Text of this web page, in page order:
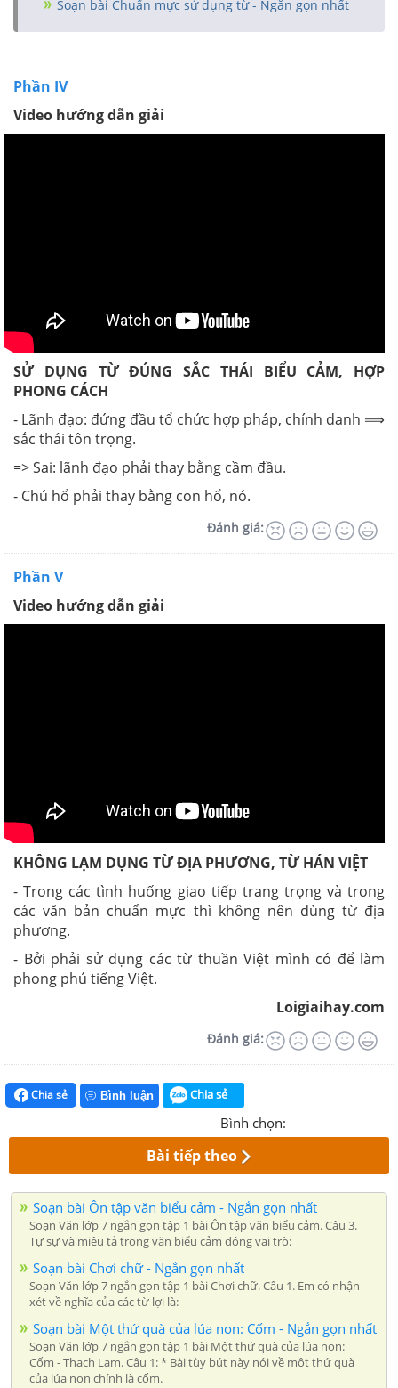
Soạn bài Chuẩn mực sử dụng từ - Ngắn gọn nhất
Phần IV
Video hướng dẫn giải
SỬ DỤNG TỪ ĐÚNG SẮC THÁI BIỂU CẢM, HỢP
PHONG CÁCH
- Lãnh đạo: đứng đầu tổ chức hợp pháp, chính danh ⟹
sắc thái tôn trọng.
=> Sai: lãnh đạo phải thay bằng cầm đầu.
- Chú hổ phải thay bằng con hổ, nó.
Đánh giá:
Phần V
Video hướng dẫn giải
KHÔNG LẠM DỤNG TỪ ĐỊA PHƯƠNG, TỪ HÁN VIỆT
- Trong các tình huống giao tiếp trang trọng và trong
các văn bản chuẩn mực thì không nên dùng từ địa
phương.
- Bởi phải sử dụng các từ thuần Việt mình có để làm
phong phú tiếng Việt.
Loigiaihay.com
Đánh giá:
Chia sẻ Bình luận Chia sẻ
Bình chọn:
Bài tiếp theo
Soạn bài Ôn tập văn biểu cảm - Ngắn gọn nhất
Soạn Văn lớp 7 ngắn gọn tập 1 bài Ôn tập văn biểu cảm. Câu 3.
Tự sự và miêu tả trong văn biểu cảm đóng vai trò:
Soạn bài Chơi chữ - Ngắn gọn nhất
Soạn Văn lớp 7 ngắn gọn tập 1 bài Chơi chữ. Câu 1. Em có nhận
xét về nghĩa của các từ lợi là:
Soạn bài Một thứ quà của lúa non: Cốm - Ngắn gọn nhất
Soạn Văn lớp 7 ngắn gọn tập 1 bài Một thứ quà của lúa non:
Cốm - Thạch Lam. Câu 1: * Bài tùy bút này nói về một thứ quà
của lúa non chính là cốm.